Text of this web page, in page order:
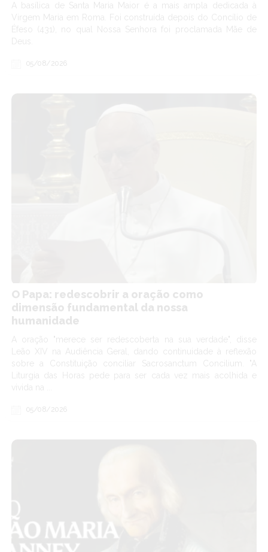
A basílica de Santa Maria Maior é a mais ampla dedicada à
Virgem Maria em Roma. Foi construída depois do Concílio de
Éfeso (431), no qual Nossa Senhora foi proclamada Mãe de
Deus.
05/08/2026
O Papa: redescobrir a oração como
dimensão fundamental da nossa
humanidade
A oração "merece ser redescoberta na sua verdade", disse
Leão XIV na Audiência Geral, dando continuidade à reflexão
sobre a Constituição conciliar Sacrosanctum Concilium. "A
Liturgia das Horas pede para ser cada vez mais acolhida e
vivida na ...
05/08/2026